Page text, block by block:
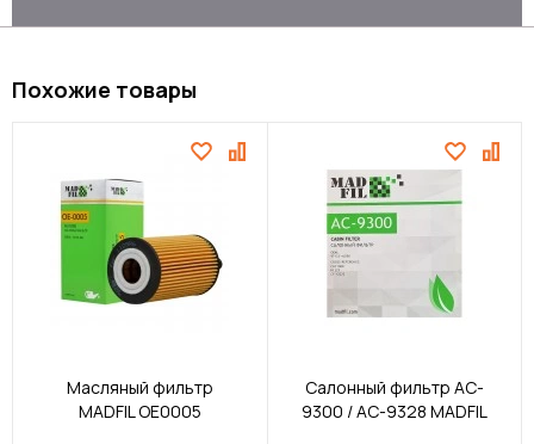
Похожие товары
Масляный фильтр
MADFIL OE0005
Салонный фильтр AC-
9300 / AC-9328 MADFIL